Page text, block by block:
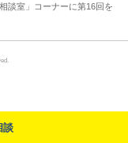
談
談室」コーナーに第16回を